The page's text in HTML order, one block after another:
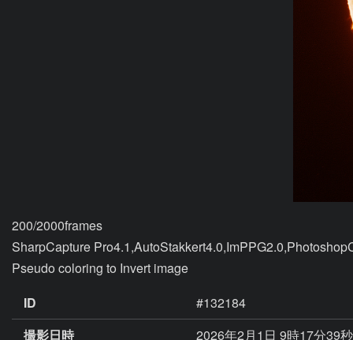
200/2000frames
SharpCapture
ID
#132184
撮影日時
2026年2月1日 9時17分39秒